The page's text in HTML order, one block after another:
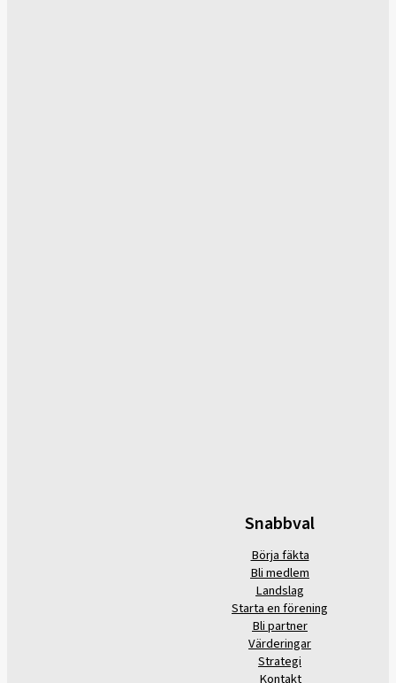
Snabbval
Börja fäkta
Bli medlem
Landslag
Starta en förening
Bli partner
Värderingar
Strategi